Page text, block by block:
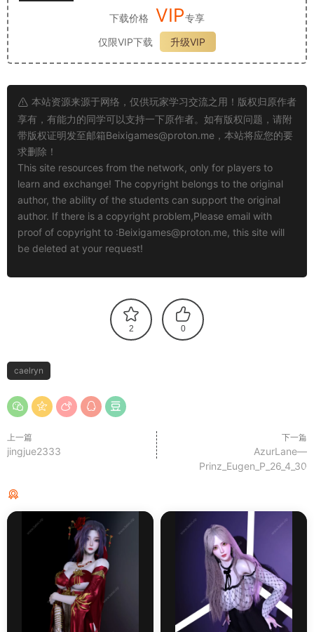
下载价格 VIP专享
仅限VIP下载
升级VIP
本站资源来源于网络，仅供玩家学习交流之用！版权归原作者
享有，有能力的同学可以支持一下原作者。如有版权问题，请附
带版权证明发至邮箱Beixigames@proton.me ，本站将应您的要
求删除！
This site resources from the network, only for players to
learn and exchange! The copyright belongs to the original
author, the ability of the students can support the original
author. If there is a copyright problem,Please email with
proof of copyright to :Beixigames@proton.me, this site will
be deleted at your request!
2 0
caelryn
上一篇
jingjue2333
下一篇
AzurLane—
Prinz_Eugen_P_26_4_30